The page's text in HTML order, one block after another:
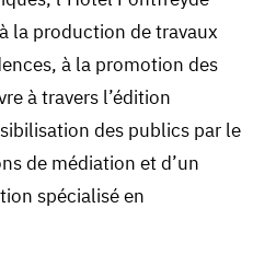
la production de travaux
à la promotion des
à travers l’édition
des publics par le
de médiation et d’un
spécialisé en